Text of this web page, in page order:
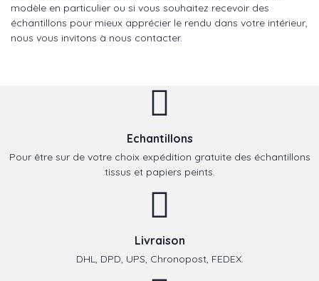
modèle en particulier ou si vous souhaitez recevoir des
échantillons pour mieux apprécier le rendu dans votre intérieur,
nous vous invitons à nous contacter.
Echantillons
Pour être sur de votre choix expédition gratuite des échantillons
tissus et papiers peints.
Livraison
DHL, DPD, UPS, Chronopost, FEDEX.